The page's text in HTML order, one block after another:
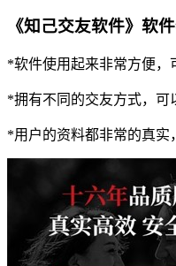
《知己交友软件》软件
*软件使用起来非常方便，
*拥有不同的交友方式，可
*用户的资料都非常的真实